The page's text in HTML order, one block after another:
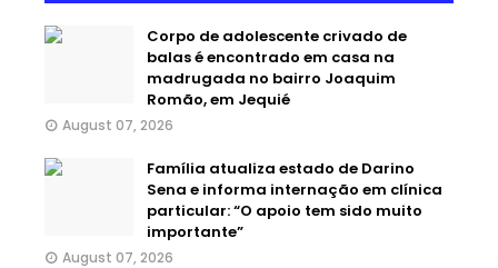
Corpo de adolescente crivado de
balas é encontrado em casa na
madrugada no bairro Joaquim
Romão, em Jequié
August 07, 2026
Família atualiza estado de Darino
Sena e informa internação em clínica
particular: “O apoio tem sido muito
importante”
August 07, 2026